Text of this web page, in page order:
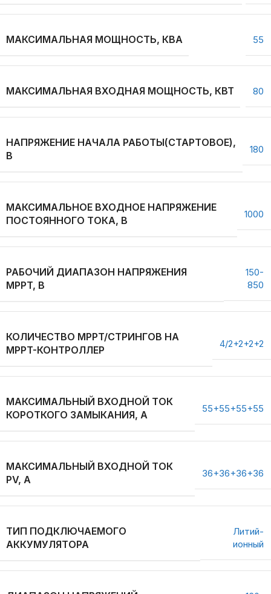
МАКСИМАЛЬНАЯ МОЩНОСТЬ, КВА 55
МАКСИМАЛЬНАЯ ВХОДНАЯ МОЩНОСТЬ, КВТ 80
НАПРЯЖЕНИЕ НАЧАЛА РАБОТЫ(СТАРТОВОЕ),
В
180
МАКСИМАЛЬНОЕ ВХОДНОЕ НАПРЯЖЕНИЕ
ПОСТОЯННОГО ТОКА, В
1000
РАБОЧИЙ ДИАПАЗОН НАПРЯЖЕНИЯ
MPPT, В
150-
850
КОЛИЧЕСТВО MPPT/СТРИНГОВ НА
MPPT-КОНТРОЛЛЕР
4/2+2+2+2
МАКСИМАЛЬНЫЙ ВХОДНОЙ ТОК
КОРОТКОГО ЗАМЫКАНИЯ, А
55+55+55+55
МАКСИМАЛЬНЫЙ ВХОДНОЙ ТОК
PV, А
36+36+36+36
ТИП ПОДКЛЮЧАЕМОГО
АККУМУЛЯТОРА
Литий-
ионный